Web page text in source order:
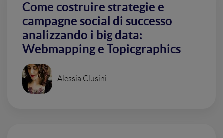
Come costruire strategie e
campagne social di successo
analizzando i big data:
Webmapping e Topicgraphics
Alessia Clusini